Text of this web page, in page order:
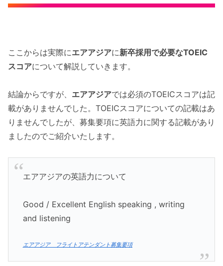
ここからは実際にエアアジアに新卒採用で必要なTOEIC
スコアについて解説していきます。
結論からですが、 エアアジアでは必須のTOEICスコアは記
載がありませんでした。TOEICスコアについての記載はあ
りませんでしたが、募集要項に英語力に関する記載があり
ましたのでご紹介いたします。
エアアジアの英語力について
Good / Excellent English speaking , writing
and listening
エアアジア フライトアテンダント募集要項